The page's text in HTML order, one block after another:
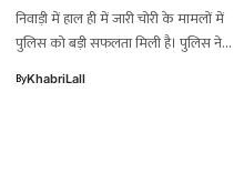
निवाड़ी में हाल ही में जारी चोरी के मामलों में
पुलिस को बड़ी सफलता मिली है। पुलिस ने…
ByKhabriLall